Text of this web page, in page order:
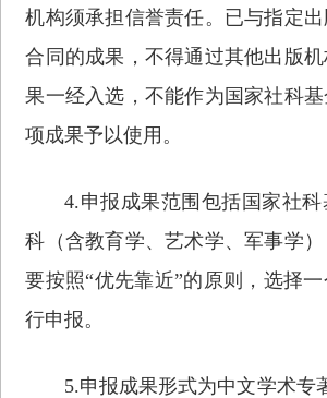
机构须承担信誉责任。已与指定
合同的成果，不得通过其他出版
果一经入选，不能作为国家社科
项成果予以使用。
4.申报成果范围包括国家社
科（含教育学、艺术学、军事学
要按照“优先靠近”的原则，选择
行申报。
5.申报成果形式为中文学术专